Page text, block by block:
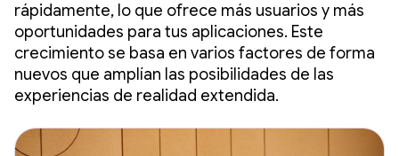
rápidamente, lo que ofrece más usuarios y más
oportunidades para tus aplicaciones. Este
crecimiento se basa en varios factores de forma
nuevos que amplían las posibilidades de las
experiencias de realidad extendida.